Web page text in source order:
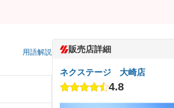
用語解説 販売店詳細
ネクステージ 大崎店
4.8